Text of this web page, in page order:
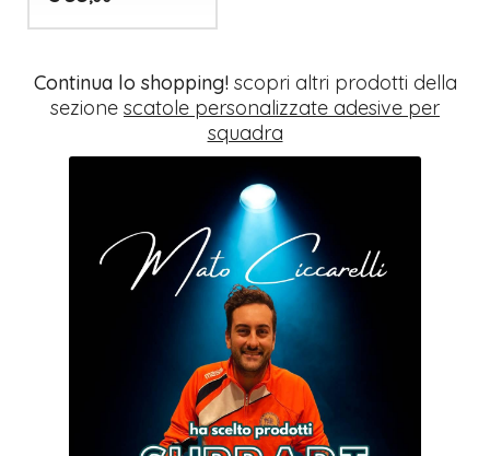
Continua lo shopping!scopri altri prodotti della
sezione scatole personalizzate adesive per
squadra